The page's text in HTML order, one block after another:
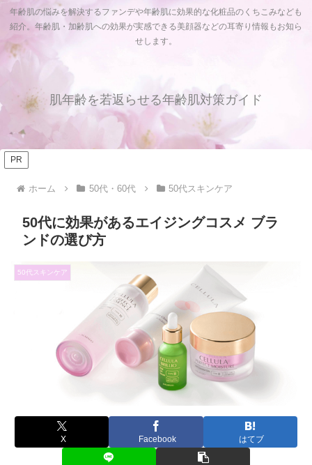
年齢肌の悩みを解決するファンデや年齢肌に効果的な化粧品のくちこみなども
紹介。年齢肌・加齢肌への効果が実感できる美顔器などの耳寄り情報もお知ら
せします。
肌年齢を若返らせる年齢肌対策ガイド
PR
ホーム 50代・60代 50代スキンケア
50代に効果があるエイジングコスメ ブラ
ンドの選び方
50代スキンケア
X Facebook はてブ